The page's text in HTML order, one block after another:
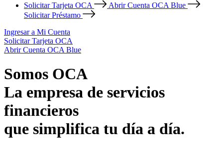
Solicitar Tarjeta OCA
Abrir Cuenta OCA Blue
Solicitar Préstamo
Ingresar a Mi Cuenta
Solicitar Tarjeta OCA
Abrir Cuenta OCA Blue
Somos OCA
La empresa de servicios
financieros
que simplifica tu día a día.